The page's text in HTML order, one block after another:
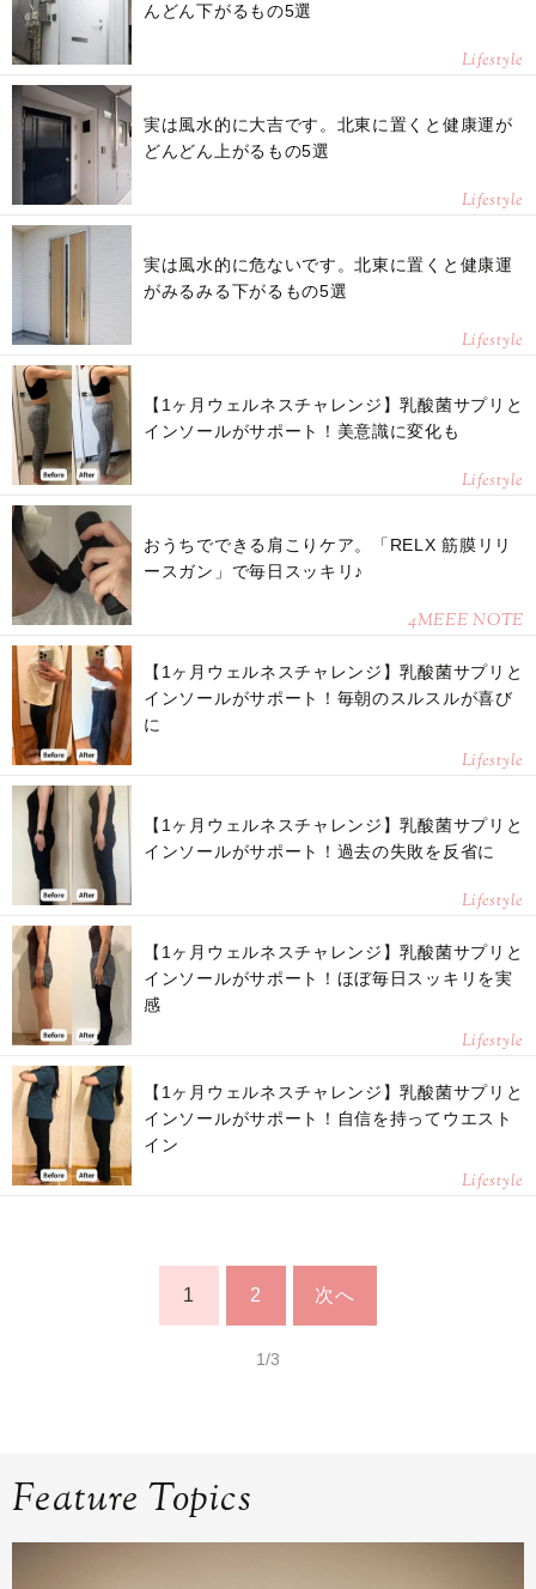
んどん下がるもの5選
Lifestyle
実は風水的に大吉です。北東に置くと健康運が
どんどん上がるもの5選
Lifestyle
実は風水的に危ないです。北東に置くと健康運
がみるみる下がるもの5選
Lifestyle
【1ヶ月ウェルネスチャレンジ】乳酸菌サプリと
インソールがサポート！美意識に変化も
Lifestyle
おうちでできる肩こりケア。「RELX 筋膜リリ
ースガン」で毎日スッキリ♪
4MEEE NOTE
【1ヶ月ウェルネスチャレンジ】乳酸菌サプリと
インソールがサポート！毎朝のスルスルが喜び
に
Lifestyle
【1ヶ月ウェルネスチャレンジ】乳酸菌サプリと
インソールがサポート！過去の失敗を反省に
Lifestyle
【1ヶ月ウェルネスチャレンジ】乳酸菌サプリと
インソールがサポート！ほぼ毎日スッキリを実
感
Lifestyle
【1ヶ月ウェルネスチャレンジ】乳酸菌サプリと
インソールがサポート！自信を持ってウエスト
イン
Lifestyle
1 2 次へ
1/3
Feature Topics